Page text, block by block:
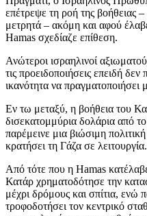
επέτρεψε τη ροή της βοήθειας
μετρητά – ακόμη και αφού
Hamas σχεδίαζε επίθεση.
Ανώτεροι ισραηλινοί
τις προειδοποιήσεις επειδή
ικανότητα να πραγματοποιήσει
Εν τω μεταξύ, η βοήθεια του
δισεκατομμύρια δολάρια από
παρέμεινε μια βιώσιμη
κρατήσει τη Γάζα σε λειτουργία.
Από τότε που η Hamas
Κατάρ χρηματοδότησε την
μέχρι δρόμους και σπίτια, ενώ
τροφοδοτήσει τον κεντρικό